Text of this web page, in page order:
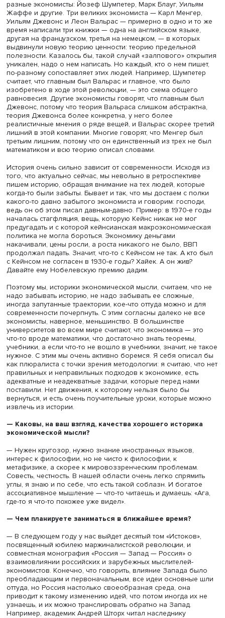
продолжается.
Например, в какой-то период экономисты опирались на
данные, потом пришли к тому, что можно без них
Потом возникла эконометрика, данные опять мощным
потоком пошли в экономическую теорию. Затем
так называемая формалистическая революция
годов, когда данные как будто и вовсе были не
себе модели всеобщего равновесия, совершенствуй
математическую базу, и тебя напечатают, Нобелевскую
премию получишь. Потом опять выяснилось, что без
нельзя, к тому же накопили новые методы, как с ними
обращаться, выросла роль данных, и абстрактные
стали не так важны. Некоторые экономисты по этому
бьют тревогу: как же без теории? Я считаю, что и здесь
быть, уже не в том виде, в каком она была в 1970-е
что я верю в циклы, но эти циклы накладываются на
тренд.
Безусловно, циклы есть и в популярной литературе.
когда случаются какие-то кризисы, на первые места в
выдвигаются такие экономисты, как Маркс, Джон
Кейнс, Шумпетер, Николай Кондратьев, — такого рода
которые не вошли в мейнстрим или вошли, но потом
выброшены.
моем представлении это что-то вроде мозаики, в
не хватает кусочков, и каждый человек, который
изучает, дополняет ее, но картина в целом не
— Нет, не так: она меняется, и меняется очень сильно.
писал про то, как маржиналистскую революцию
разные экономисты: Йозеф Шумпетер, Марк Блауг,
Жаффе и другие. Три великих экономиста — Карл
Уильям Джевонс и Леон Вальрас — примерно в одно и
время написали три книжки — одна на английском
другая на французском, третья на немецком, — в
выдвинули новую теорию ценности: теорию предельной
полезности. Казалось бы, такой случай «залпового»
по-разному сопоставляет этих людей. Например,
считает, что главным был Вальрас и главное, что было
равновесия. Другие экономисты говорят, что главным
Джевонс, потому что теория Вальраса слишком
теория Джевонса более конкретна, у него более
реалистичные мнения о ряде вещей, и Вальрас скорее
лишний в этой компании. Многие говорят, что Менгер
третьим лишним, потому что он единственный из трех
математиком и всю теорию описал словами.
История очень сильно зависит от современности.
того, что актуально сейчас, мы невольно в
пишем историю, обращая внимание на тех людей,
когда-то были забыты. Бывает и так, что мы достаем с
какого-то давно забытого экономиста и говорим:
ведь он об этом писал давным-давно. Пример: в 1970-е
началась стагфляция, вещь, которую Кейнс никак не
предугадать и с которой кейнсианская
политика не могла бороться. Экономику деньгами